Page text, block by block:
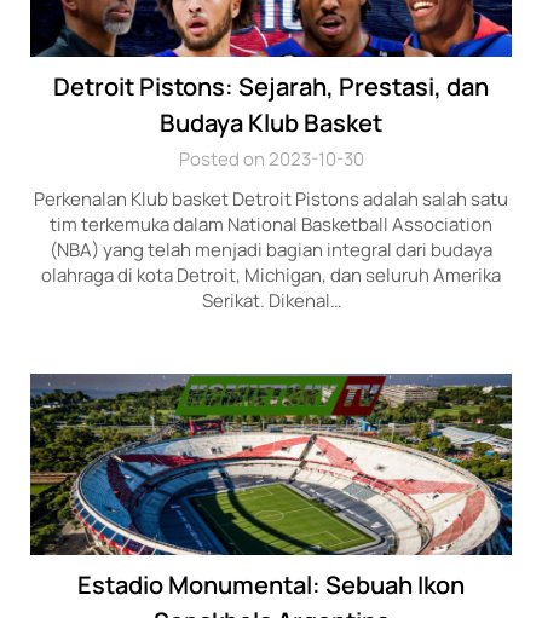
Detroit Pistons: Sejarah, Prestasi, dan
Budaya Klub Basket
Posted on 2023-10-30
Perkenalan Klub basket Detroit Pistons adalah salah satu
tim terkemuka dalam National Basketball Association
(NBA) yang telah menjadi bagian integral dari budaya
olahraga di kota Detroit, Michigan, dan seluruh Amerika
Serikat. Dikenal…
Estadio Monumental: Sebuah Ikon